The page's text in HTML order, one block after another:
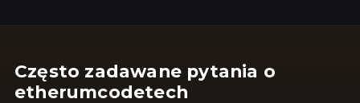
Często zadawane pytania o
etherumcodetech